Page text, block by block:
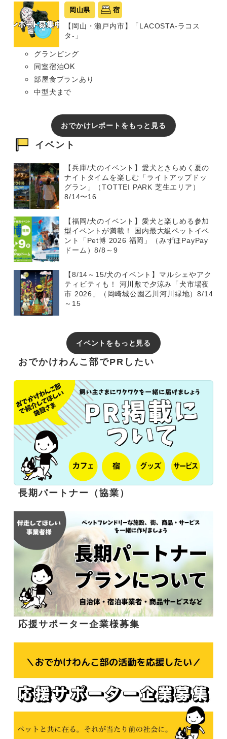
岡山県 宿
【岡山・瀬戸内市】「LACOSTA-ラコス
タ-」
グランピング
同室宿泊OK
部屋食プランあり
中型犬まで
おでかけレポートをもっと見る
イベント
【兵庫/犬のイベント】愛犬ときらめく夏の
ナイトタイムを楽しむ「ライトアップドッ
グラン」（TOTTEI PARK 芝生エリア）
8/14〜16
【福岡/犬のイベント】愛犬と楽しめる参加
型イベントが満載！ 国内最大級ペットイベ
ント「Pet博 2026 福岡」（みずほPayPay
ドーム）8/8～9
【8/14～15/犬のイベント】マルシェやアク
ティビティも！ 河川敷で夕涼み「犬市場夜
市 2026」（岡崎城公園乙川河川緑地）8/14
～15
イベントをもっと見る
おでかけわんこ部でPRしたい
長期パートナー（協業）
応援サポーター企業様募集